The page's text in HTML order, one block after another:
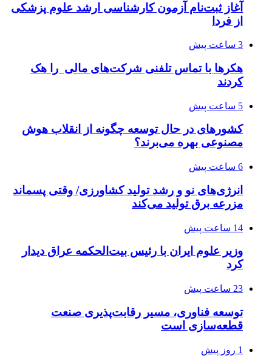
آغاز ثبت‌نام‌ آزمون کارشناسی ارشد علوم پزشکی
از فردا
3 ساعت پیش
هکرها با تماس تلفنی شرکت‌های مالی را هک
کردند
5 ساعت پیش
کشورهای در حال توسعه چگونه از انقلاب هوش
مصنوعی بهره می‌برند؟
6 ساعت پیش
انرژی‌های نو و رشد تولید کشاورزی/ وقتی پسماند
مزرعه‌ برق تولید می‌کند
14 ساعت پیش
وزیر علوم ایران با رئیس بیت‌الحکمه عراق دیدار
کرد
23 ساعت پیش
توسعه فناوری، مسیر رقابت‌پذیری صنعت
قطعه‌سازی است
1 روز پیش